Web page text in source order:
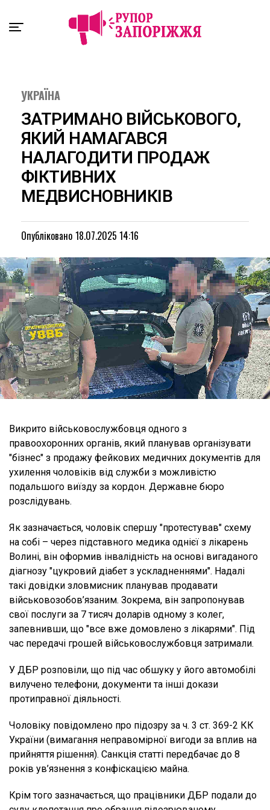
УКРАЇНА
ЗАТРИМАНО ВІЙСЬКОВОГО,
ЯКИЙ НАМАГАВСЯ
НАЛАГОДИТИ ПРОДАЖ
ФІКТИВНИХ
МЕДВИСНОВНИКІВ
Опубліковано 18.07.2025 14:16
Викрито військовослужбовця одного з
правоохоронних органів, який планував організувати
"бізнес" з продажу фейкових медичних документів для
ухилення чоловіків від служби з можливістю
подальшого виїзду за кордон. Державне бюро
розслідувань.
Як зазначається, чоловік спершу "протестував" схему
на собі – через підставного медика однієї з лікарень
Волині, він оформив інвалідність на основі вигаданого
діагнозу "цукровий діабет з ускладненнями". Надалі
такі довідки зловмисник планував продавати
військовозобов’язаним. Зокрема, він запропонував
свої послуги за 7 тисяч доларів одному з колег,
запевнивши, що "все вже домовлено з лікарями". Під
час передачі грошей військовослужбовця затримали.
У ДБР розповіли, що під час обшуку у його автомобілі
вилучено телефони, документи та інші докази
протиправної діяльності.
Чоловіку повідомлено про підозру за ч. 3 ст. 369-2 КК
України (вимагання неправомірної вигоди за вплив на
прийняття рішення). Санкція статті передбачає до 8
років ув’язнення з конфіскацією майна.
Крім того зазначається, що працівники ДБР подали до
Exit mobile version